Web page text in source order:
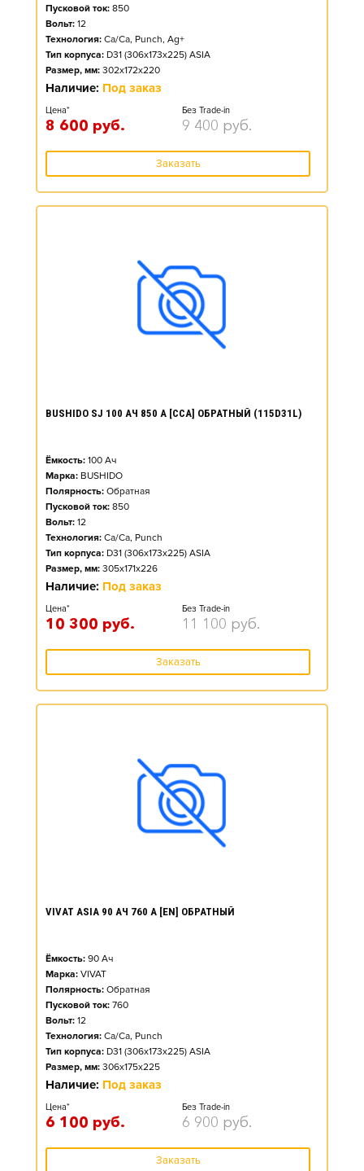
Пусковой ток: 850
Вольт: 12
Технология: Ca/Ca, Punch, Ag+
Тип корпуса: D31 (306x173x225) ASIA
Размер, мм: 302x172x220
Наличие: Под заказ
Цена*
8 600 руб.
Без Trade-in
9 400 руб.
Заказать
BUSHIDO SJ 100 АЧ 850 А [CCA] ОБРАТНЫЙ (115D31L)
Ёмкость: 100 Ач
Марка: BUSHIDO
Полярность: Обратная
Пусковой ток: 850
Вольт: 12
Технология: Ca/Ca, Punch
Тип корпуса: D31 (306x173x225) ASIA
Размер, мм: 305x171x226
Наличие: Под заказ
Цена*
10 300 руб.
Без Trade-in
11 100 руб.
Заказать
VIVAT ASIA 90 АЧ 760 А [EN] ОБРАТНЫЙ
Ёмкость: 90 Ач
Марка: VIVAT
Полярность: Обратная
Пусковой ток: 760
Вольт: 12
Технология: Ca/Ca, Punch
Тип корпуса: D31 (306x173x225) ASIA
Размер, мм: 306x175x225
Наличие: Под заказ
Цена*
6 100 руб.
Без Trade-in
6 900 руб.
Заказать